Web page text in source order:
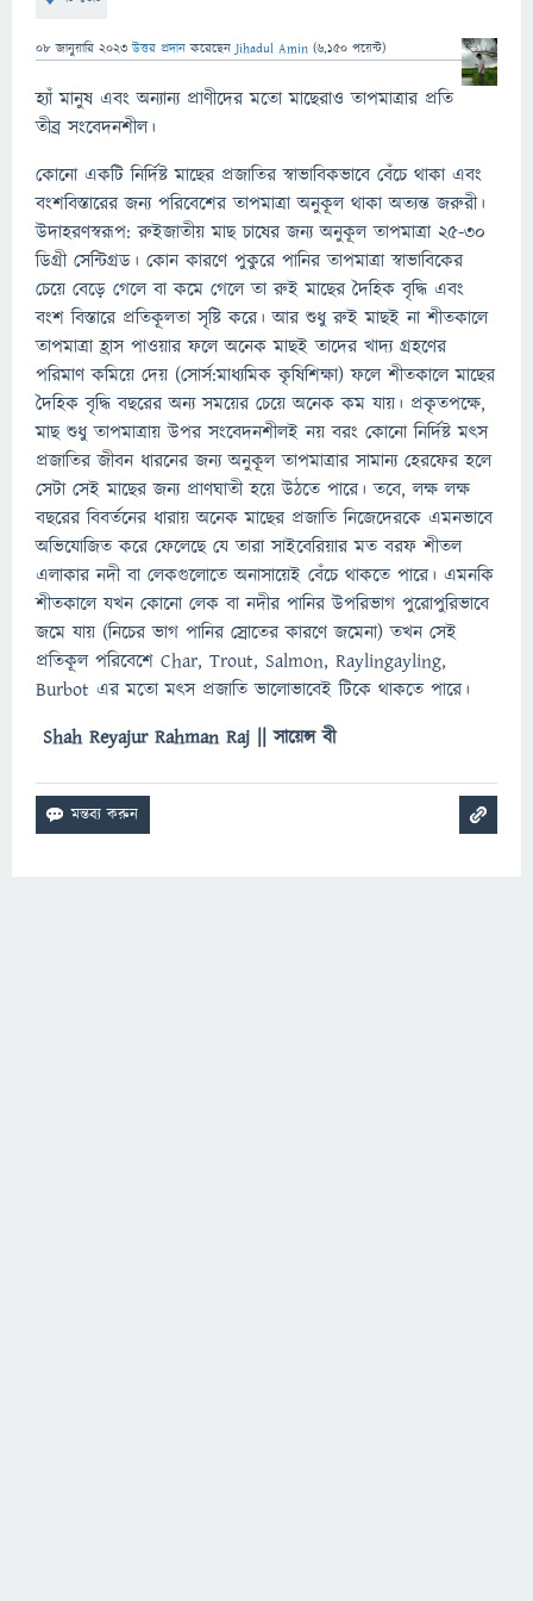
08 জানুয়ারি 2023 উত্তর প্রদান করেছেনJihadul Amin (6,150 পয়েন্ট)
হ্যাঁ মানুষ এবং অন্যান্য প্রাণীদের মতো মাছেরাও তাপমাত্রার প্রতি
তীব্র সংবেদনশীল।
কোনো একটি নির্দিষ্ট মাছের প্রজাতির স্বাভাবিকভাবে বেঁচে থাকা এবং
বংশবিস্তারের জন্য পরিবেশের তাপমাত্রা অনুকূল থাকা অত্যন্ত জরুরী।
উদাহরণস্বরূপ: রুইজাতীয় মাছ চাষের জন্য অনুকূল তাপমাত্রা ২৫-৩০
ডিগ্রী সেন্টিগ্রড। কোন কারণে পুকুরে পানির তাপমাত্রা স্বাভাবিকের
চেয়ে বেড়ে গেলে বা কমে গেলে তা রুই মাছের দৈহিক বৃদ্ধি এবং
বংশ বিস্তারে প্রতিকূলতা সৃষ্টি করে। আর শুধু রুই মাছই না শীতকালে
তাপমাত্রা হ্রাস পাওয়ার ফলে অনেক মাছই তাদের খাদ্য গ্রহণের
পরিমাণ কমিয়ে দেয় (সোর্স:মাধ্যমিক কৃষিশিক্ষা) ফলে শীতকালে মাছের
দৈহিক বৃদ্ধি বছরের অন্য সময়ের চেয়ে অনেক কম যায়। প্রকৃতপক্ষে,
মাছ শুধু তাপমাত্রায় উপর সংবেদনশীলই নয় বরং কোনো নির্দিষ্ট মৎস
প্রজাতির জীবন ধারনের জন্য অনুকূল তাপমাত্রার সামান্য হেরফের হলে
সেটা সেই মাছের জন্য প্রাণঘাতী হয়ে উঠতে পারে। তবে, লক্ষ লক্ষ
বছরের বিবর্তনের ধারায় অনেক মাছের প্রজাতি নিজেদেরকে এমনভাবে
অভিযোজিত করে ফেলেছে যে তারা সাইবেরিয়ার মত বরফ শীতল
এলাকার নদী বা লেকগুলোতে অনাসায়েই বেঁচে থাকতে পারে। এমনকি
শীতকালে যখন কোনো লেক বা নদীর পানির উপরিভাগ পুরোপুরিভাবে
জমে যায় (নিচের ভাগ পানির স্রোতের কারণে জমেনা) তখন সেই
প্রতিকূল পরিবেশে Char, Trout, Salmon, Raylingayling,
Burbot এর মতো মৎস প্রজাতি ভালোভাবেই টিকে থাকতে পারে।
Shah Reyajur Rahman Raj || সায়েন্স বী